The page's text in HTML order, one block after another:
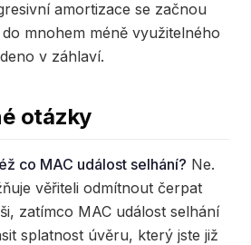
amortizace se začnou
mnohem méně využitelného
v záhlaví.
otázky
co MAC událost selhání? Ne.
věřiteli odmítnout čerpat
zatímco MAC událost selhání
splatnost úvěru, který jste již